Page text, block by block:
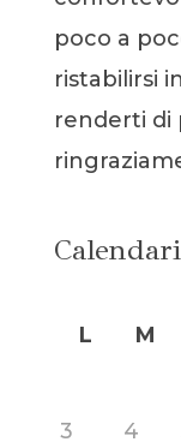
poco a
ristabilirsi
renderti di
L M
3
4